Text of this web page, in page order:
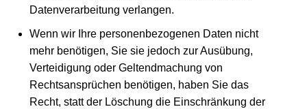
Datenverarbeitung verlangen.
Wenn wir Ihre personenbezogenen Daten nicht
mehr benötigen, Sie sie jedoch zur Ausübung,
Verteidigung oder Geltendmachung von
Rechtsansprüchen benötigen, haben Sie das
Recht, statt der Löschung die Einschränkung der